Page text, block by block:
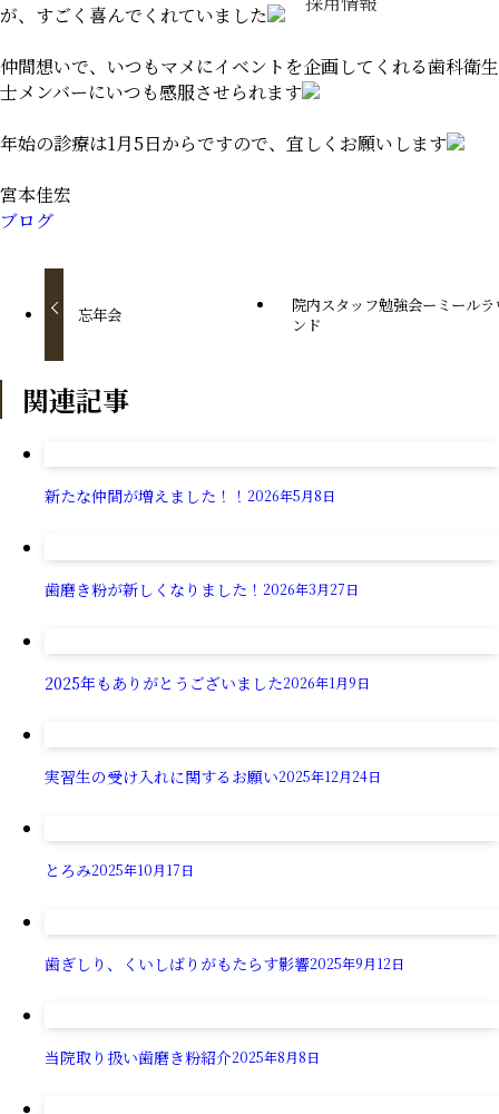
が、すごく喜んでくれていました
仲間想いで、いつもマメにイベントを企画してくれる歯科衛生
士メンバーにいつも感服させられます
年始の診療は1月5日からですので、宜しくお願いします
宮本佳宏
ブログ
忘年会
院内スタッフ勉強会ーミールラ
ンド
関連記事
新たな仲間が増えました！！ 2026年5月8日
歯磨き粉が新しくなりました！ 2026年3月27日
2025年もありがとうございました2026年1月9日
実習生の受け入れに関するお願い2025年12月24日
とろみ2025年10月17日
歯ぎしり、くいしばりがもたらす影響2025年9月12日
当院取り扱い歯磨き粉紹介2025年8月8日